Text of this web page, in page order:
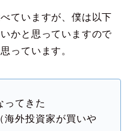
ていますが、僕は以下
かと思っていますので
っています。
ってきた
海外投資家が買いや